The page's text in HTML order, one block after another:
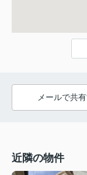
メールで共
近隣の物件